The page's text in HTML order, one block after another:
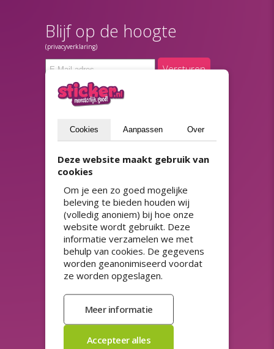
Blijf op de hoogte
(privacyverklaring)
Versturen
Adresstickers
Herbruikbare stickers
Horeca stickers
Kortingsstickers
Magneetsticker auto
Naamstickers drukken
Niet verwijderbare stickers
Productetiketten
Promotie stickers
Promotionele stickers
Prijsstickers
Raamfolie
Stickerpapier
Stickers 50 jaar
Stickers met sterke lijm
Streepjescode stickers
Transparante stickers
Veiligheidslabels
Veiligheidsstickers
STICKER.NL
Samplebox
SNEL NAAR
Stickers bestellen
Stickers ontwerpen
Gepersonaliseerde stickers
Cookies Aanpassen Over
Deze website maakt gebruik van
cookies
Om je een zo goed mogelijke
beleving te bieden houden wij
(volledig anoniem) bij hoe onze
website wordt gebruikt. Deze
informatie verzamelen we met
behulp van cookies. De gegevens
worden geanonimiseerd voordat
ze worden opgeslagen.